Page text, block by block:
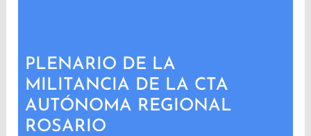
PLENARIO DE LA
MILITANCIA DE LA CTA
AUTÓNOMA REGIONAL
ROSARIO